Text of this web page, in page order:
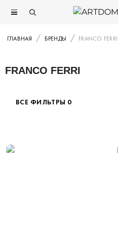
ГЛАВНАЯ БРЕНДЫ FRANCO FERRI
FRANCO FERRI
ВСЕ ФИЛЬТРЫ 0